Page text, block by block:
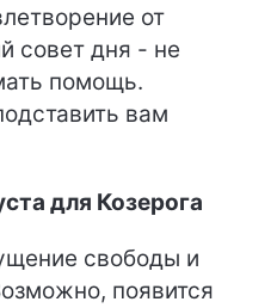
от
совет дня - не
помощь.
вам
для Козерога
свободы и
появится